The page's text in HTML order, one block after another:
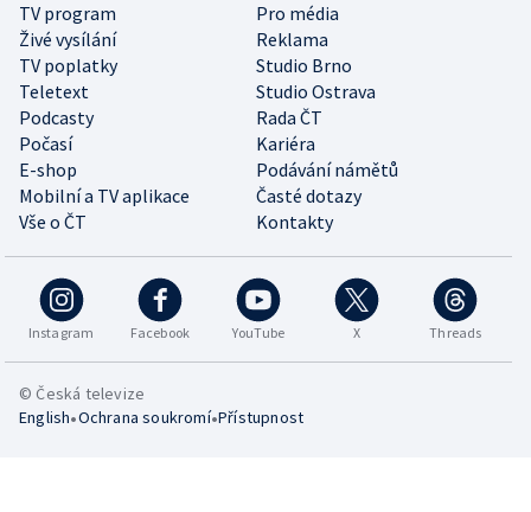
TV program
Pro média
Živé vysílání
Reklama
TV poplatky
Studio Brno
Teletext
Studio Ostrava
Podcasty
Rada ČT
Počasí
Kariéra
E-shop
Podávání námětů
Mobilní a TV aplikace
Časté dotazy
Vše o ČT
Kontakty
Instagram Facebook YouTube X Threads
© Česká televize
English•Ochrana soukromí•Přístupnost